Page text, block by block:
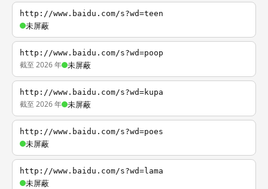
http://www.baidu.com/s?wd=teen
未屏蔽
http://www.baidu.com/s?wd=poop
截至 2026 年 未屏蔽
http://www.baidu.com/s?wd=kupa
截至 2026 年 未屏蔽
http://www.baidu.com/s?wd=poes
未屏蔽
http://www.baidu.com/s?wd=lama
未屏蔽